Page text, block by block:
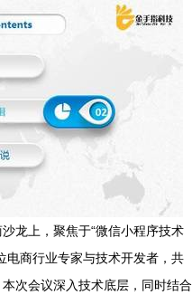
龙上，聚焦于“微信小程序技术
电商行业专家与技术开发者，共
次会议深入技术底层，同时结合